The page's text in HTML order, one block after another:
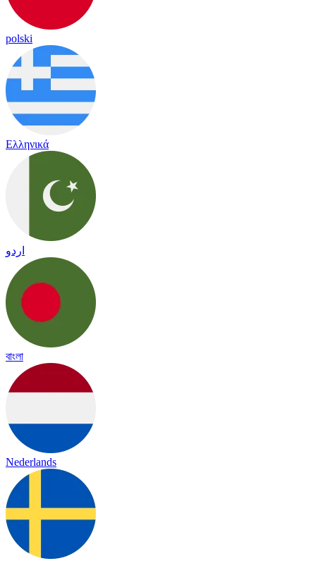
polski
Ελληνικά
اردو
বাংলা
Nederlands